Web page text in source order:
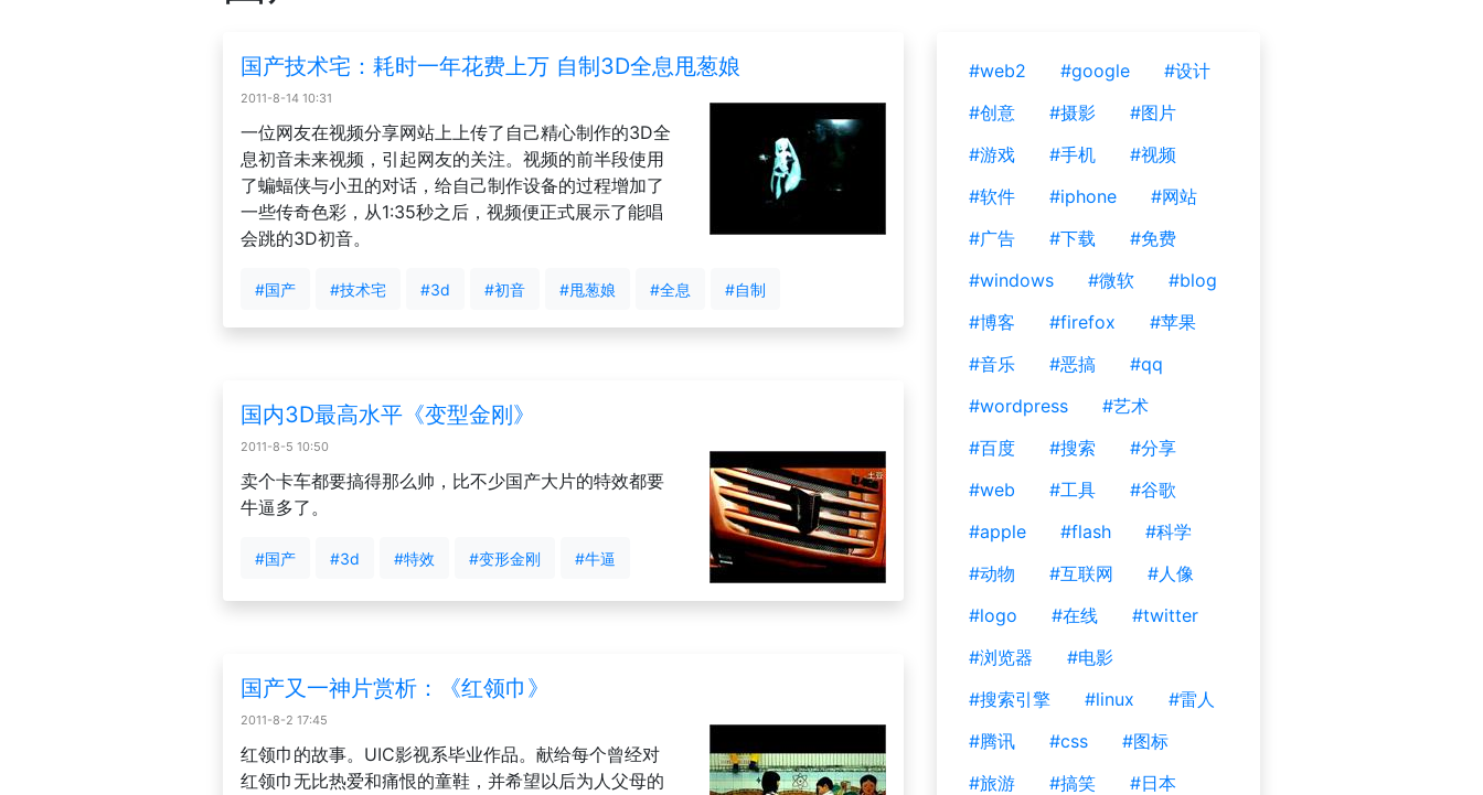
国产技术宅：耗时一年花费上万 自制3D全息甩葱娘
2011-8-14 10:31
一位网友在视频分享网站上上传了自己精心制作的3D全
息初音未来视频，引起网友的关注。视频的前半段使用
了蝙蝠侠与小丑的对话，给自己制作设备的过程增加了
一些传奇色彩，从1:35秒之后，视频便正式展示了能唱
会跳的3D初音。
#国产 #技术宅 #3d #初音 #甩葱娘 #全息 #自制
国内3D最高水平《变型金刚》
2011-8-5 10:50
卖个卡车都要搞得那么帅，比不少国产大片的特效都要
牛逼多了。
#国产 #3d #特效 #变形金刚 #牛逼
国产又一神片赏析：《红领巾》
2011-8-2 17:45
红领巾的故事。UIC影视系毕业作品。献给每个曾经对
红领巾无比热爱和痛恨的童鞋，并希望以后为人父母的
#web2 #google
#设计
#创意
#摄影
#图片
#游戏
#手机
#视频
#软件
#iphone
#网站
#广告
#下载
#免费
#windows
#微软
#blog
#博客
#firefox
#苹果
#音乐
#恶搞
#qq
#wordpress
#艺术
#百度
#搜索
#分享
#web
#工具
#谷歌
#apple
#flash
#科学
#动物
#互联网
#人像
#logo
#在线
#twitter
#浏览器
#电影
#搜索引擎
#linux
#雷人
#腾讯
#css
#图标
#旅游
#搞笑
#日本